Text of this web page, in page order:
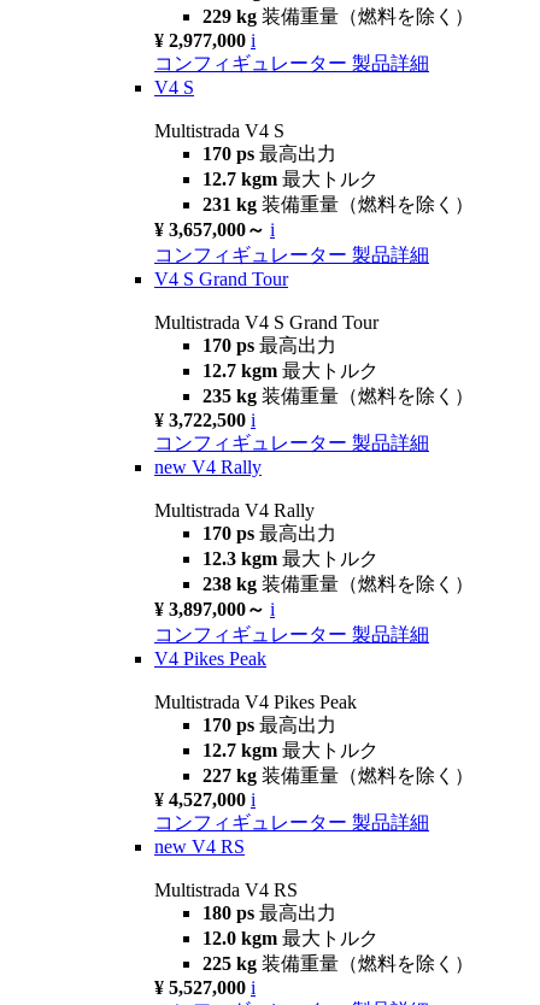
229 kg 装備重量（燃料を除く）
¥ 2,977,000 i
コンフィギュレーター 製品詳細
V4 S
Multistrada V4 S
170 ps 最高出力
12.7 kgm 最大トルク
231 kg 装備重量（燃料を除く）
¥ 3,657,000～ i
コンフィギュレーター 製品詳細
V4 S Grand Tour
Multistrada V4 S Grand Tour
170 ps 最高出力
12.7 kgm 最大トルク
235 kg 装備重量（燃料を除く）
¥ 3,722,500 i
コンフィギュレーター 製品詳細
new V4 Rally
Multistrada V4 Rally
170 ps 最高出力
12.3 kgm 最大トルク
238 kg 装備重量（燃料を除く）
¥ 3,897,000～ i
コンフィギュレーター 製品詳細
V4 Pikes Peak
Multistrada V4 Pikes Peak
170 ps 最高出力
12.7 kgm 最大トルク
227 kg 装備重量（燃料を除く）
¥ 4,527,000 i
コンフィギュレーター 製品詳細
new V4 RS
Multistrada V4 RS
180 ps 最高出力
12.0 kgm 最大トルク
225 kg 装備重量（燃料を除く）
¥ 5,527,000 i